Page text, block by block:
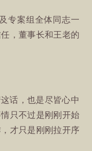
专案组全体同志一
，董事长和王老的
话，也是尽皆心中
只不过是刚刚开始
才只是刚刚拉开序